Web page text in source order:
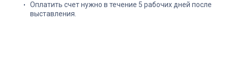
Оплатить счет нужно в течение 5 рабочих дней после
выставления.